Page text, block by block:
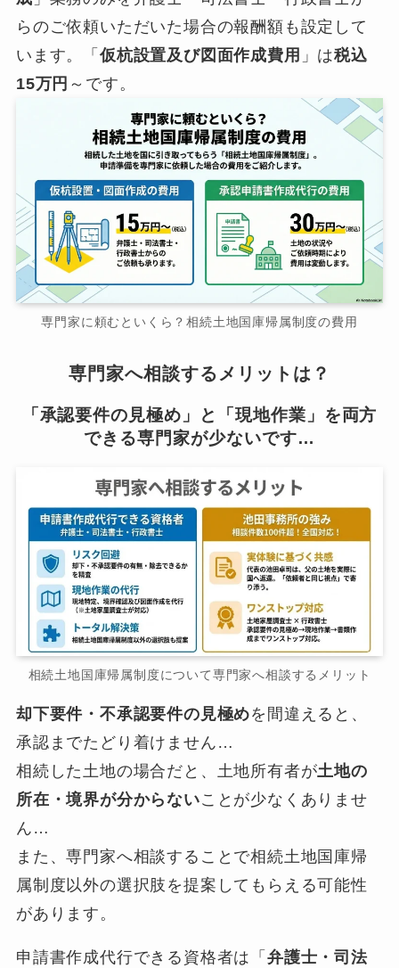
らのご依頼いただいた場合の報酬額も設定して
います。「 仮杭設置及び図面作成費用 」は税込
15万円 ～です。
専門家に頼むといくら？相続土地国庫帰属制度の費用
専門家へ相談するメリットは？
「承認要件の見極め」と「現地作業」を両方
できる専門家が少ないです…
相続土地国庫帰属制度について専門家へ相談するメリット
却下要件・不承認要件の見極めを間違えると、
承認までたどり着けません…
相続した土地の場合だと、土地所有者が土地の
所在・境界が分からないことが少なくありませ
ん…
また、専門家へ相談することで相続土地国庫帰
属制度以外の選択肢を提案してもらえる可能性
があります。
申請書作成代行できる資格者は「弁護士・司法